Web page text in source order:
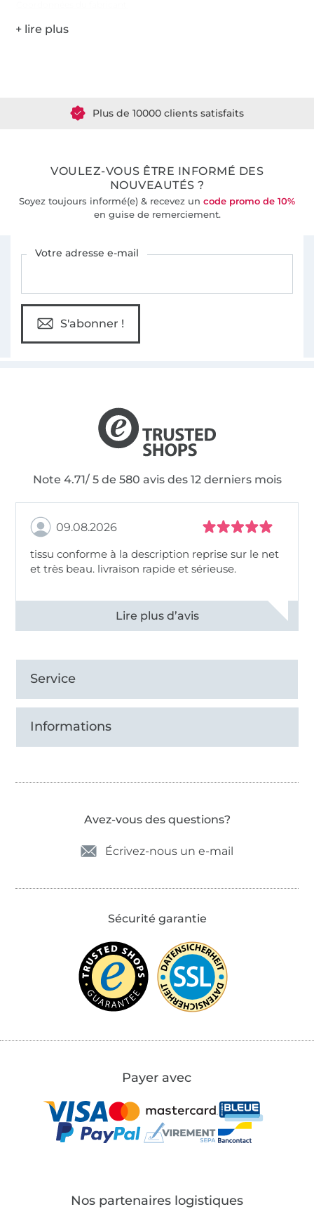
Plus de 10000 clients satisfaits
VOULEZ-VOUS ÊTRE INFORMÉ DES
NOUVEAUTÉS ?
Soyez toujours informé(e) & recevez un code promo de 10%
en guise de remerciement.
Votre adresse e-mail
S'abonner !
Note 4.71/ 5 de 580 avis des 12 derniers mois
09.08.2026
tissu conforme à la description reprise sur le net
et très beau. livraison rapide et sérieuse.
Voir tous les 11498 commentaires
Service
Informations
Avez-vous des questions?
Écrivez-nous un e-mail
Sécurité garantie
Payer avec
Nos partenaires logistiques